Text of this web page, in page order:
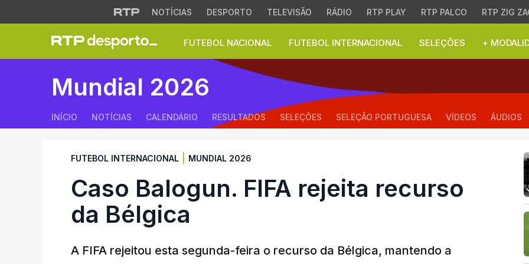
NOTÍCIAS DESPORTO TELEVISÃO RÁDIO RTP PLAY RTP PALCO RTP ZIG
FUTEBOL NACIONAL FUTEBOL INTERNACIONAL SELEÇÕES +
Caso Balogun. FIFA rejeita recurso da
Mundial 2026
INÍCIO NOTÍCIAS CALENDÁRIO RESULTADOS SELEÇÕES SELEÇÃO PORTUGUESA VÍDEOS ÁUDIOS
FUTEBOL INTERNACIONAL MUNDIAL 2026
Caso Balogun. FIFA rejeita recurso
da Bélgica
A FIFA rejeitou esta segunda-feira o recurso da Bélgica, mantendo a